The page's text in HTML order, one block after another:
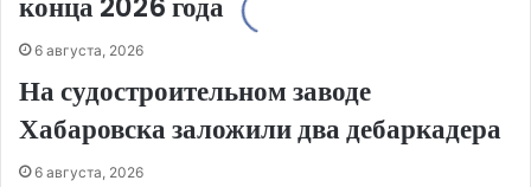
6 августа, 2026
На судостроительном заводе
Хабаровска заложили два дебаркадера
6 августа, 2026